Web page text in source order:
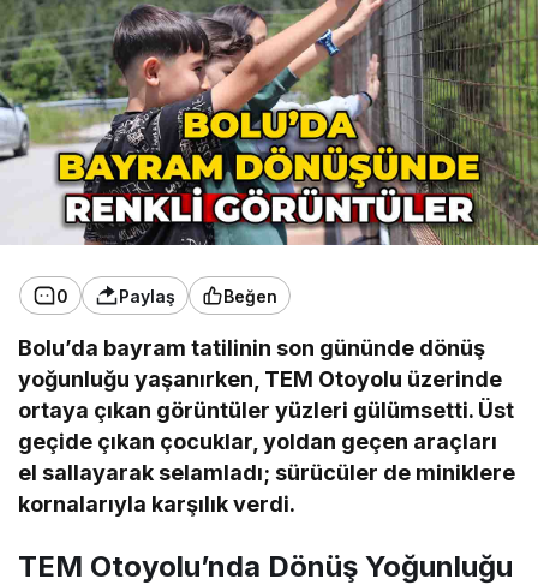
0 Paylaş Beğen
Bolu’da bayram tatilinin son gününde dönüş
yoğunluğu yaşanırken, TEM Otoyolu üzerinde
ortaya çıkan görüntüler yüzleri gülümsetti. Üst
geçide çıkan çocuklar, yoldan geçen araçları
el sallayarak selamladı; sürücüler de miniklere
kornalarıyla karşılık verdi.
TEM Otoyolu’nda Dönüş Yoğunluğu